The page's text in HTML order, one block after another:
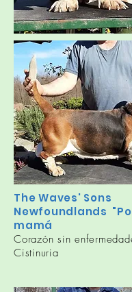
The Waves' Sons
Newfoundlands
mamá
Corazón sin
Cistinuria